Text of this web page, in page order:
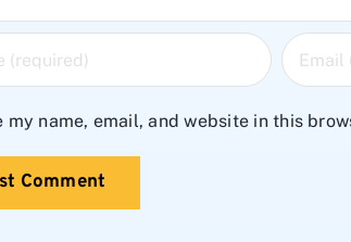
my name, email, and website in this